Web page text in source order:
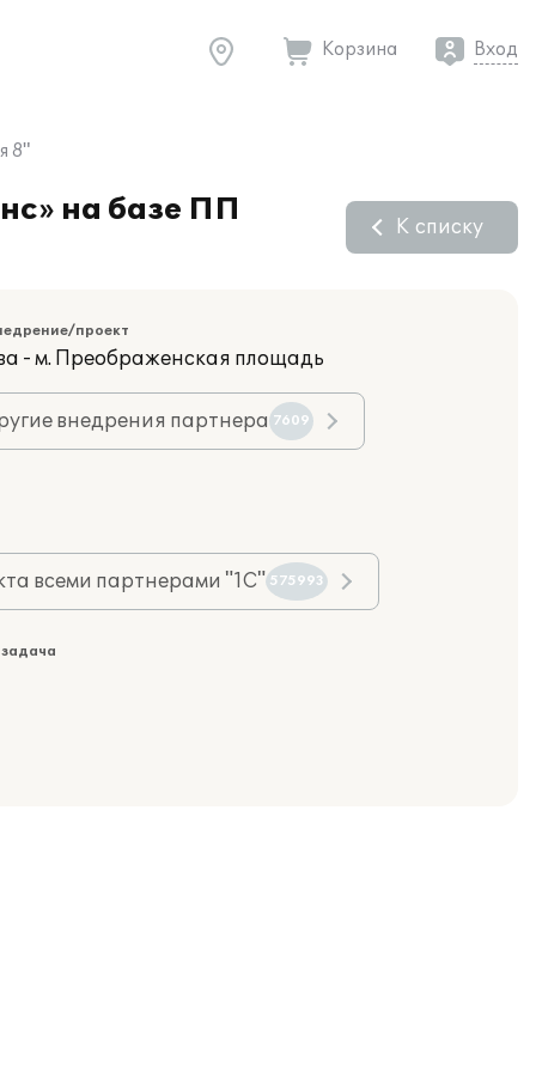
Корзина Вход
8"
на базе ПП
К списку
проект
- м. Преображенская площадь
внедрения партнера 7609
всеми партнерами "1С" 575993